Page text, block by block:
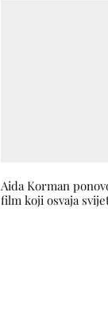
Aida Korman
film koji osvaja